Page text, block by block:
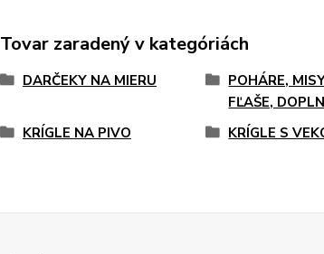
Tovar zaradený v kategóriách
DARČEKY NA MIERU
POHÁRE,
FĽAŠE,
KRÍGLE NA PIVO KRÍGLE S